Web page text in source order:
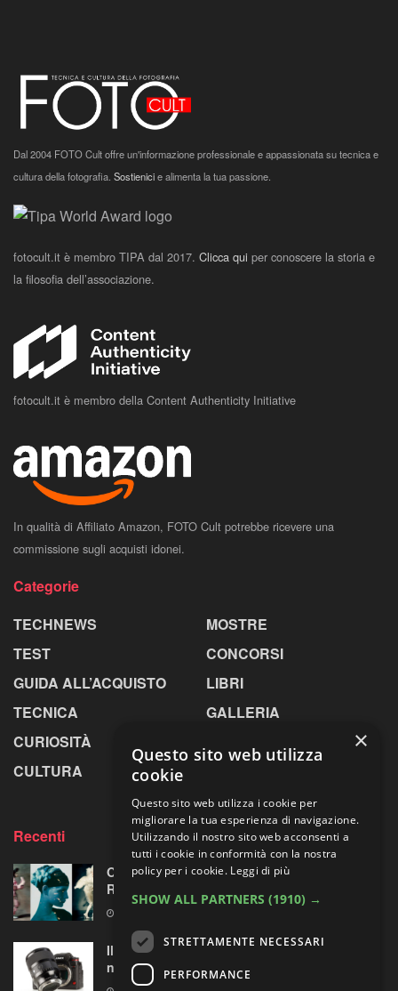
Dal 2004 FOTO Cult offre un'informazione professionale e appassionata su tecnica e
cultura della fotografia. Sostienicie alimenta la tua passione.
fotocult.it è membro TIPA dal 2017. Clicca qui per conoscere la storia e
la filosofia dell’associazione.
fotocult.it è membro della Content Authenticity Initiative
In qualità di Affiliato Amazon, FOTO Cult potrebbe ricevere una
commissione sugli acquisti idonei.
Categorie
TECHNEWS
TEST
GUIDA ALL’ACQUISTO
TECNICA
CURIOSITÀ
CULTURA
MOSTRE
CONCORSI
LIBRI
GALLERIA
Recenti
Omaggio al laboratorio alchemico di Paolo
Roversi
Il test del Sigma Art 35mm F1.4 DG II: una
nuova pietra miliare
×
Questo sito web utilizza
cookie
Questo sito web utilizza i cookie per
migliorare la tua esperienza di navigazione.
Utilizzando il nostro sito web acconsenti a
tutti i cookie in conformità con la nostra
policy per i cookie. Leggi di più
SHOW ALL PARTNERS (1910) →
STRETTAMENTE NECESSARI
PERFORMANCE